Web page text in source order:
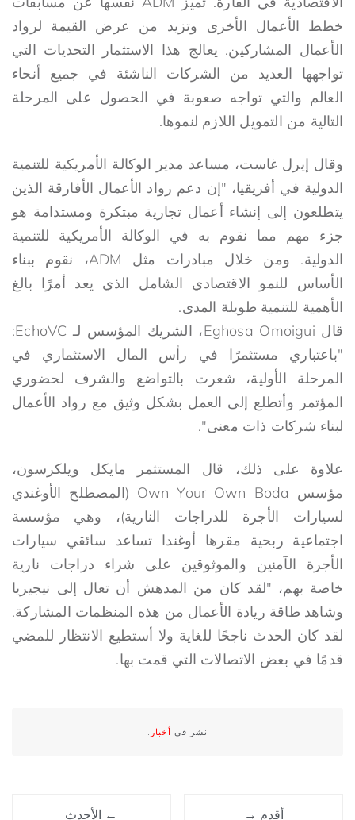
خطط الأعمال الأخرى وتزيد من عرض القيمة لرواد
الأعمال المشاركين. يعالج هذا الاستثمار التحديات التي
تواجهها العديد من الشركات الناشئة في جميع أنحاء
العالم والتي تواجه صعوبة في الحصول على المرحلة
التالية من التمويل اللازم لنموها.
وقال إيرل غاست، مساعد مدير الوكالة الأمريكية للتنمية
الدولية في أفريقيا، "إن دعم رواد الأعمال الأفارقة الذين
يتطلعون إلى إنشاء أعمال تجارية مبتكرة ومستدامة هو
جزء مهم مما نقوم به في الوكالة الأمريكية للتنمية
الدولية. ومن خلال مبادرات مثل ADM، نقوم ببناء
الأساس للنمو الاقتصادي الشامل الذي يعد أمرًا بالغ
الأهمية للتنمية طويلة المدى.
قال Eghosa Omoigui، الشريك المؤسس لـ EchoVC:
"باعتباري مستثمرًا في رأس المال الاستثماري في
المرحلة الأولية، شعرت بالتواضع والشرف لحضوري
المؤتمر وأتطلع إلى العمل بشكل وثيق مع رواد الأعمال
لبناء شركات ذات معنى".
علاوة على ذلك، قال المستثمر مايكل ويلكرسون،
مؤسس Own Your Own Boda (المصطلح الأوغندي
لسيارات الأجرة للدراجات النارية)، وهي مؤسسة
اجتماعية ربحية مقرها أوغندا تساعد سائقي سيارات
الأجرة الآمنين والموثوقين على شراء دراجات نارية
خاصة بهم، "لقد كان من المدهش أن تعال إلى نيجيريا
وشاهد طاقة ريادة الأعمال من هذه المنظمات المشاركة.
لقد كان الحدث ناجحًا للغاية ولا أستطيع الانتظار للمضي
قدمًا في بعض الاتصالات التي قمت بها.
نشر في أخبار .
← الأحدث
أقدم →